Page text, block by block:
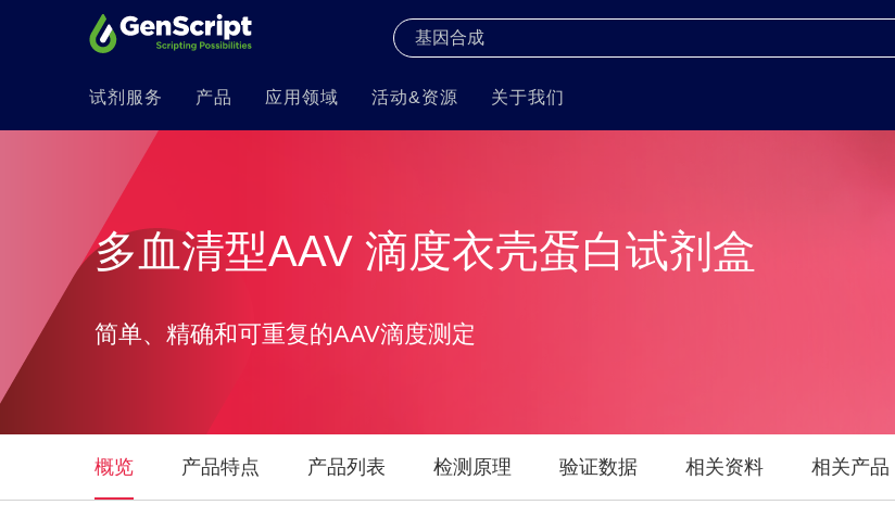
试剂服务 产品 应用领域 活动&资源 关于我们
多血清型AAV 滴度衣壳蛋白试剂盒
简单、精确和可重复的AAV滴度测定
概览 产品特点 产品列表 检测原理 验证数据 相关资料 相关产品